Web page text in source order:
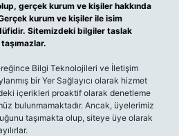
gerçek kurum ve kişiler hakkında
kurum ve kişiler ile isim
Sitemizdeki bilgiler taslak
Bilgi Teknolojileri ve İletişim
bir Yer Sağlayıcı olarak hizmet
içerikleri proaktif olarak denetleme
bulunmamaktadır. Ancak, üyelerimiz
taşımakta olup, siteye üye olarak